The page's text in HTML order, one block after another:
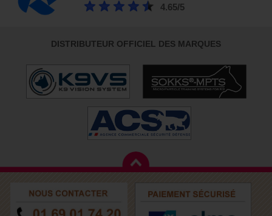
4.65/5
DISTRIBUTEUR OFFICIEL DES MARQUES